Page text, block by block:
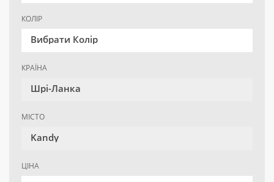
КОЛІР
Вибрати Колір
КРАЇНА
Шрі-Ланка
МІСТО
Kandy
ЦІНА